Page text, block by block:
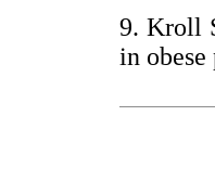
9. Kroll
in